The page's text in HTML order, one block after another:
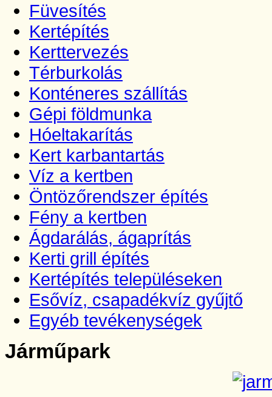
Füvesítés
Kertépítés
Kerttervezés
Térburkolás
Konténeres szállítás
Gépi földmunka
Hóeltakarítás
Kert karbantartás
Víz a kertben
Öntözőrendszer építés
Fény a kertben
Ágdarálás, ágaprítás
Kerti grill építés
Kertépítés településeken
Esővíz, csapadékvíz gyűjtő
Egyéb tevékenységek
Járműpark